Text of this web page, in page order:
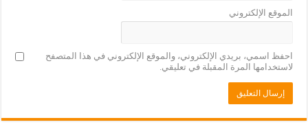
الموقع الإلكتروني
احفظ اسمي، بريدي الإلكتروني، والموقع الإلكتروني في هذا المتصفح
لاستخدامها المرة المقبلة في تعليقي.